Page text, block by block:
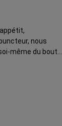
nous
même du bout